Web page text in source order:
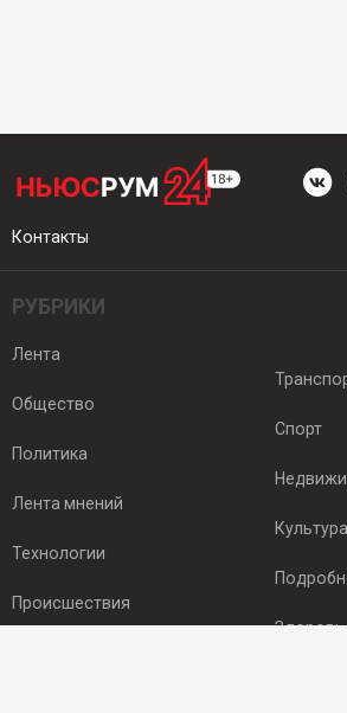
Контакты
РУБРИКИ
Лента
Общество
Политика
Лента мнений
Технологии
Происшествия
Спорт
Культура